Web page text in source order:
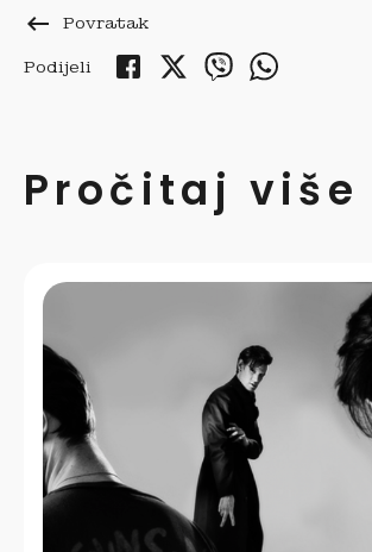
keyboard_backspace Povratak
Podijeli
Pročitaj više